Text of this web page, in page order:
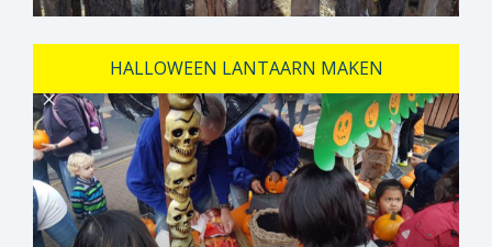
HALLOWEEN LANTAARN MAKEN